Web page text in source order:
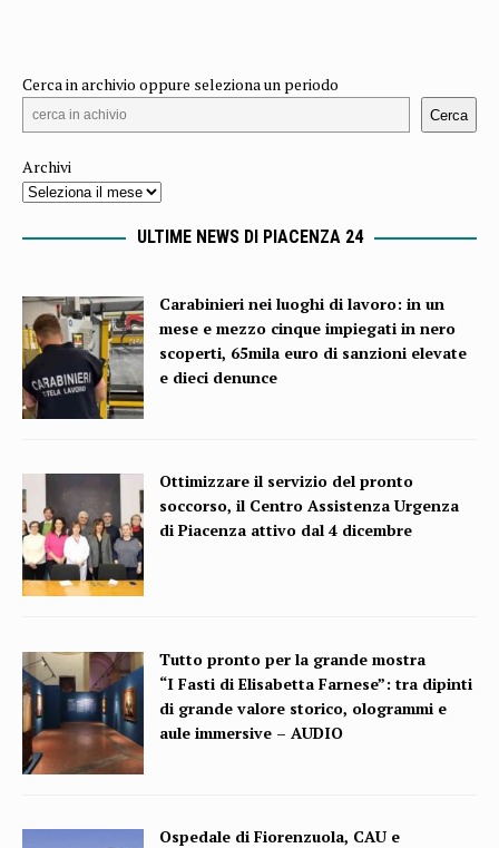
Cerca in archivio oppure seleziona un periodo
Cerca
Archivi
ULTIME NEWS DI PIACENZA 24
Carabinieri nei luoghi di lavoro: in un
mese e mezzo cinque impiegati in nero
scoperti, 65mila euro di sanzioni elevate
e dieci denunce
Ottimizzare il servizio del pronto
soccorso, il Centro Assistenza Urgenza
di Piacenza attivo dal 4 dicembre
Tutto pronto per la grande mostra
“I Fasti di Elisabetta Farnese”: tra dipinti
di grande valore storico, ologrammi e
aule immersive – AUDIO
Ospedale di Fiorenzuola, CAU e